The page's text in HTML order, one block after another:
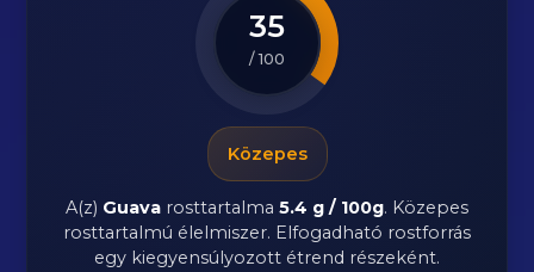
35
/ 100
Közepes
A(z) Guava rosttartalma 5.4 g / 100g. Közepes
rosttartalmú élelmiszer. Elfogadható rostforrás
egy kiegyensúlyozott étrend részeként.